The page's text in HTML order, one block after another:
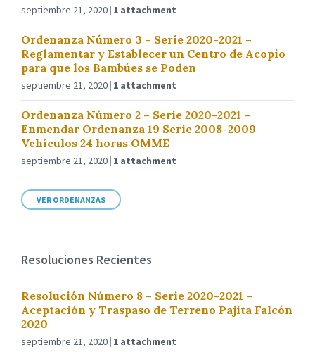
septiembre 21, 2020 1 attachment
Ordenanza Número 3 – Serie 2020-2021 –
Reglamentar y Establecer un Centro de Acopio
para que los Bambúes se Poden
septiembre 21, 2020 1 attachment
Ordenanza Número 2 – Serie 2020-2021 –
Enmendar Ordenanza 19 Serie 2008-2009
Vehículos 24 horas OMME
septiembre 21, 2020 1 attachment
VER ORDENANZAS
Resoluciones Recientes
Resolución Número 8 – Serie 2020-2021 –
Aceptación y Traspaso de Terreno Pajita Falcón
2020
septiembre 21, 2020 1 attachment